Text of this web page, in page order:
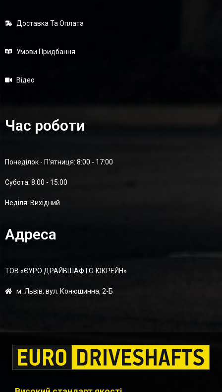
Доставка Та Оплата
Умови Придбання
Відео
Час роботи
Понеділок - П'ятниця: 8:00 - 17:00
Суботa: 8:00 - 15:00
Неділя: Вихідний
Адреса
ТОВ «ЄУРО ДРАЙВШАФТC-ЮКРЕЙН»
м. Львів, вул. Конюшинна, 2-Б